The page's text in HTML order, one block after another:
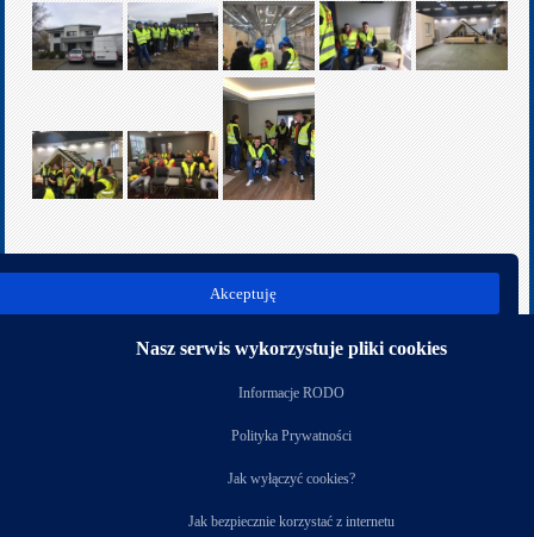
poprz.
Akceptuję
Nasz serwis wykorzystuje pliki cookies
Informacje RODO
Polityka Prywatności
Jak wyłączyć cookies?
Jak bezpiecznie korzystać z internetu